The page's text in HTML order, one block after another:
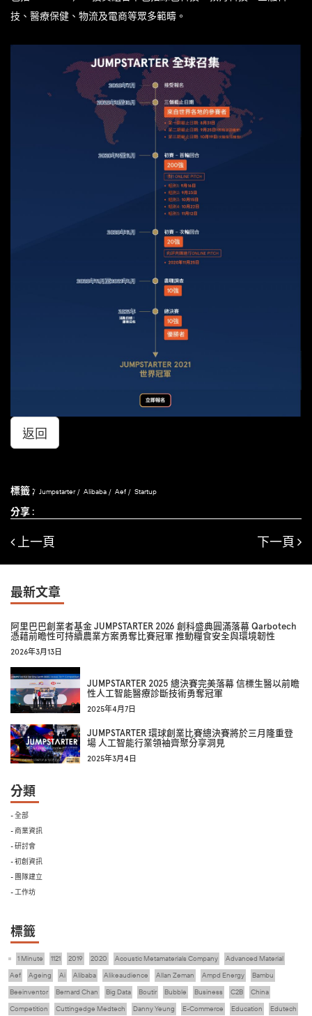
技、醫療保健、物流及電商等眾多範疇。
返回
標籤 : Jumpstarter Alibaba Aef Startup
分享 :
上一頁 下一頁
最新文章
阿里巴巴創業者基金 JUMPSTARTER 2026 創科盛典圓滿落幕 Qarbotech
憑藉前瞻性可持續農業方案勇奪比賽冠軍 推動糧食安全與環境韌性
2026年3月13日
JUMPSTARTER 2025 總決賽完美落幕 信標生醫以前瞻
性人工智能醫療診斷技術勇奪冠軍
2025年4月7日
JUMPSTARTER 環球創業比賽總決賽將於三月隆重登
場 人工智能行業領袖齊聚分享洞見
2025年3月4日
分類
- 全部
- 商業資訊
- 研討會
- 初創資訊
- 團隊建立
- 工作坊
標籤
1 Minute 1121 2019 2020 Acoustic Metamaterials Company
Advanced Material
Aef
Ageing Ai Alibaba Alikeaudience Allan Zeman Ampd Energy
Bambu
Beeinventor
Bernard Chan Big Data Boutir Bubble Business C2B
China
Competition
Cuttingedge Medtech Danny Yeung E-Commerce Education
Edutech